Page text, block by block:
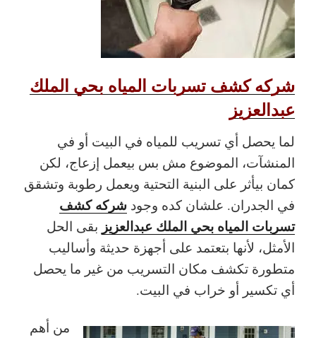
شركه كشف تسربات المياه بحي الملك
عبدالعزيز
لما يحصل أي تسريب للمياه في البيت أو في
المنشآت، الموضوع مش بس بيعمل إزعاج، لكن
كمان بيأثر على البنية التحتية ويعمل رطوبة وتشقق
في الجدران. علشان كده وجود شركه كشف
تسربات المياه بحي الملك عبدالعزيز بقى الحل
الأمثل، لأنها بتعتمد على أجهزة حديثة وأساليب
متطورة تكشف مكان التسريب من غير ما يحصل
أي تكسير أو خراب في البيت.
من أهم